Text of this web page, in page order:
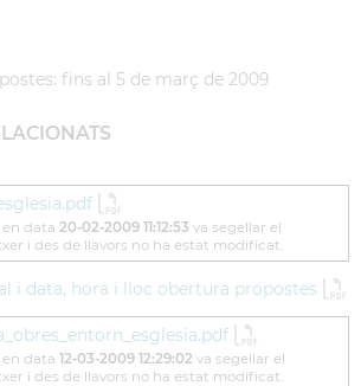
fins al 5 de març de 2009
data 20-02-2009 11:12:53 va segellar el
i des de llavors no ha estat modificat.
i data, hora i lloc obertura propostes
data 12-03-2009 12:29:02 va segellar el
i des de llavors no ha estat modificat.